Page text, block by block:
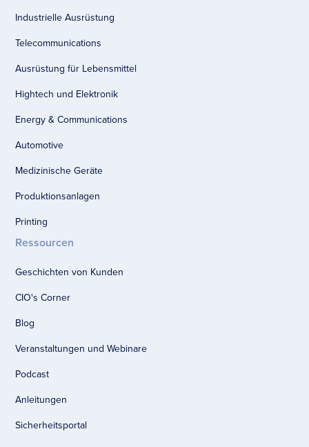
Industrielle Ausrüstung
Telecommunications
Ausrüstung für Lebensmittel
Hightech und Elektronik
Energy & Communications
Automotive
Medizinische Geräte
Produktionsanlagen
Printing
Ressourcen
Geschichten von Kunden
CIO's Corner
Blog
Veranstaltungen und Webinare
Podcast
Anleitungen
Sicherheitsportal